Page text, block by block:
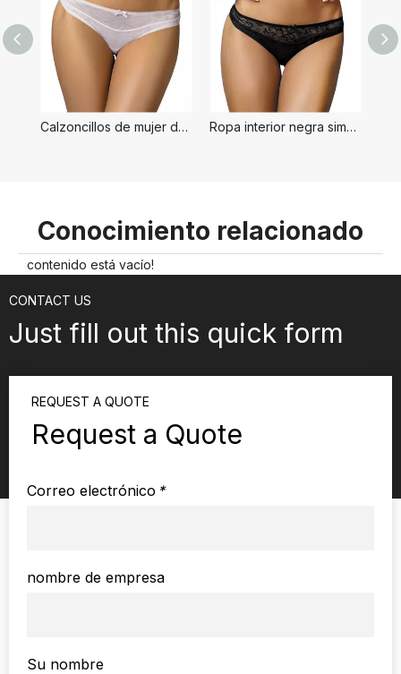
Calzoncillos de mujer de estilo simple blanco Ropa interior negra simple para mujer
Conocimiento relacionado
contenido está vacío!
CONTACT US
Just fill out this quick form
REQUEST A QUOTE
Request a Quote
*
Correo electrónico
nombre de empresa
Su nombre